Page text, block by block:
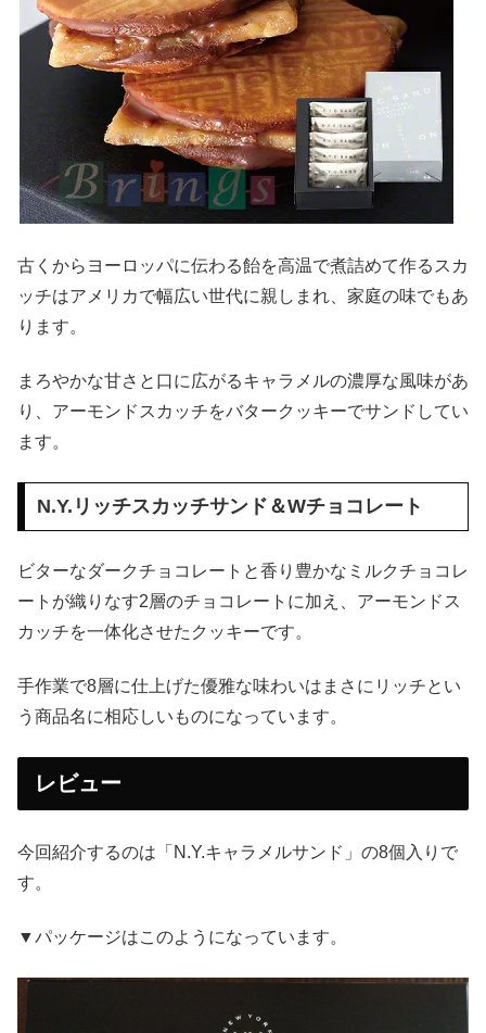
古くからヨーロッパに伝わる飴を高温で煮詰めて作るスカ
ッチはアメリカで幅広い世代に親しまれ、家庭の味でもあ
ります。
まろやかな甘さと口に広がるキャラメルの濃厚な風味があ
り、アーモンドスカッチをバタークッキーでサンドしてい
ます。
N.Y.リッチスカッチサンド＆Wチョコレート
ビターなダークチョコレートと香り豊かなミルクチョコレ
ートが織りなす2層のチョコレートに加え、アーモンドス
カッチを一体化させたクッキーです。
手作業で8層に仕上げた優雅な味わいはまさにリッチとい
う商品名に相応しいものになっています。
レビュー
今回紹介するのは「N.Y.キャラメルサンド」の8個入りで
す。
▼パッケージはこのようになっています。